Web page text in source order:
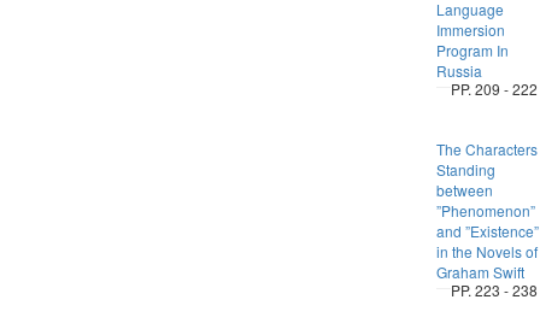
Language
Immersion
Program In
Russia
PP. 209 - 222
The Characters
Standing
between
”Phenomenon”
and ”Existence”
in the Novels of
Graham Swift
PP. 223 - 238